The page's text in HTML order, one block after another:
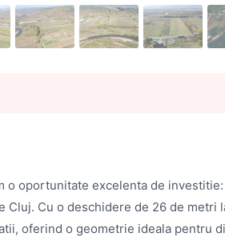
o oportunitate excelenta de
Cluj. Cu o deschidere de 26 de
oferind o geometrie ideala pentru